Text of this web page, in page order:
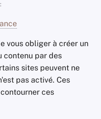
Take Action!
vous obliger à créer un
contenu par des
sites peuvent ne
pas activé. Ces
ces